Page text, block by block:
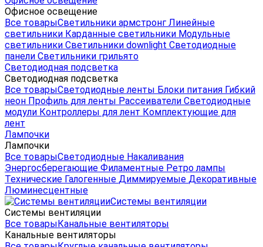
Офисное освещение
Все товарыСветильники армстронг Линейные
светильники Карданные светильники Модульные
светильники Светильники downlight Светодиодные
панели Светильники грильято
Светодиодная подсветка
Светодиодная подсветка
Все товарыСветодиодные ленты Блоки питания Гибкий
неон Профиль для ленты Рассеиватели Светодиодные
модули Контроллеры для лент Комплектующие для
лент
Лампочки
Лампочки
Все товарыСветодиодные Накаливания
Энергосберегающие Филаментные Ретро лампы
Технические Галогенные Диммируемые Декоративные
Люминесцентные
Системы вентиляции
Системы вентиляции
Все товарыКанальные вентиляторы
Канальные вентиляторы